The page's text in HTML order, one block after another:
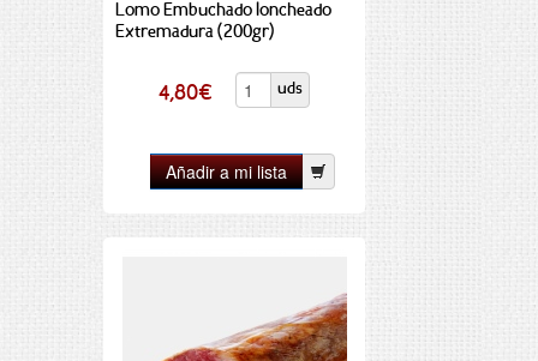
Lomo Embuchado loncheado
Extremadura (200gr)
4,80€ uds